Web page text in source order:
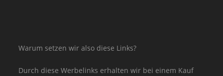
Warum setzen wir also diese Links?
Durch diese Werbelinks erhalten wir bei einem Kauf